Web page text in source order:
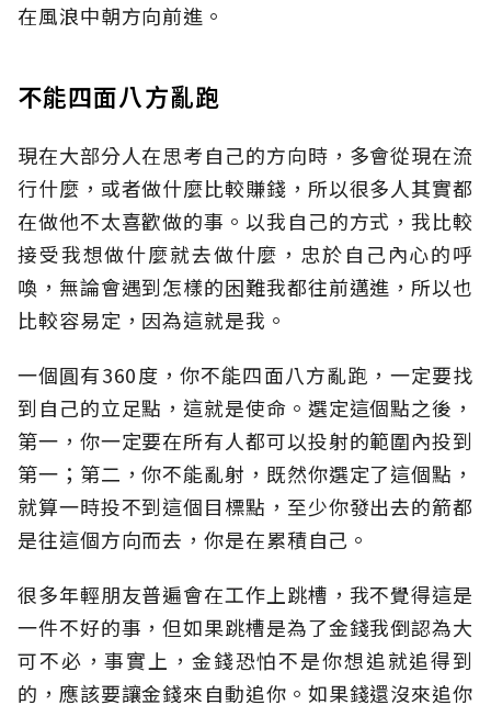
在風浪中朝方向前進。
不能四面八方亂跑
現在大部分人在思考自己的方向時，多會從現在流
行什麼，或者做什麼比較賺錢，所以很多人其實都
在做他不太喜歡做的事。以我自己的方式，我比較
接受我想做什麼就去做什麼，忠於自己內心的呼
喚，無論會遇到怎樣的困難我都往前邁進，所以也
比較容易定，因為這就是我。
一個圓有360度，你不能四面八方亂跑，一定要找
到自己的立足點，這就是使命。選定這個點之後，
第一，你一定要在所有人都可以投射的範圍內投到
第一；第二，你不能亂射，既然你選定了這個點，
就算一時投不到這個目標點，至少你發出去的箭都
是往這個方向而去，你是在累積自己。
很多年輕朋友普遍會在工作上跳槽，我不覺得這是
一件不好的事，但如果跳槽是為了金錢我倒認為大
可不必，事實上，金錢恐怕不是你想追就追得到
的，應該要讓金錢來自動追你。如果錢還沒來追你